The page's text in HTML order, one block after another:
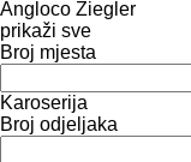
Angloco Ziegler
prikaži sve
Broj mjesta
Karoserija
Broj odjeljaka